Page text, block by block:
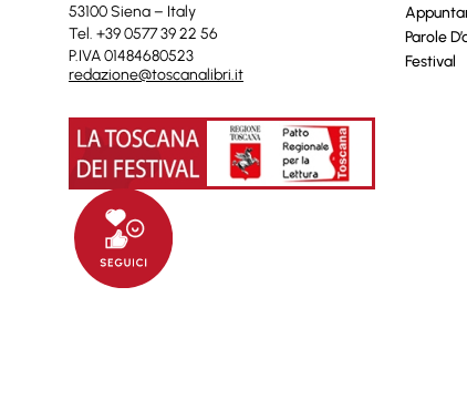
53100 Siena – Italy
Tel. +39 0577 39 22 56
P.IVA 01484680523
redazione@toscanalibri.it
Parole
Festival